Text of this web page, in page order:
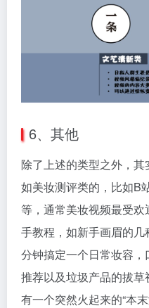
6、其他
除了上述的类型之外，
如美妆测评类的，比如B
等，通常美妆视频最受
手教程，如新手画眉的
分钟搞定一个日常妆容
推荐以及垃圾产品的拔
有一个突然火起来的“本